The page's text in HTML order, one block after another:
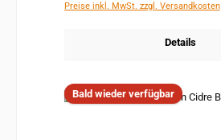
Preise inkl. MwSt. zzgl. Versandkosten
Details
Bald wieder verfügbar